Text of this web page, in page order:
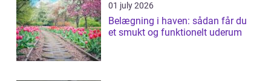
01 july 2026
Belægning i haven: sådan får du
et smukt og funktionelt uderum